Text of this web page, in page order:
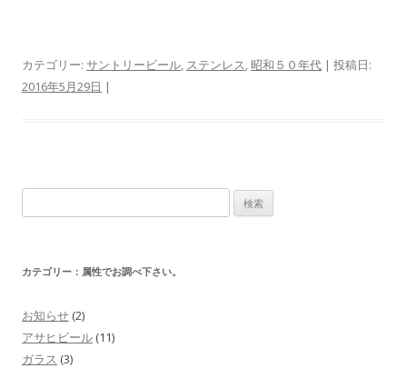
カテゴリー: サントリービール, ステンレス, 昭和５０年代 | 投稿日:
2016年5月29日 |
索
カテゴリー：属性でお調べ下さい。
お知らせ (2)
アサヒビール (11)
ガラス (3)